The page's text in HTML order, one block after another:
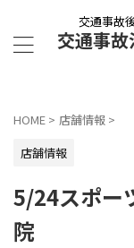
交通事故
交通事
HOME > 店舗情報 >
店舗情報
5/24スポ
院